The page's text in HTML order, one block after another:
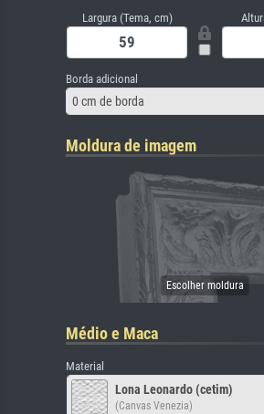
Largura (Tema, cm)
Borda adicional
0 cm de borda
Moldura de imagem
Médio e Maca
Material
Lona Leonardo (cetim)
(Canvas Venezia)